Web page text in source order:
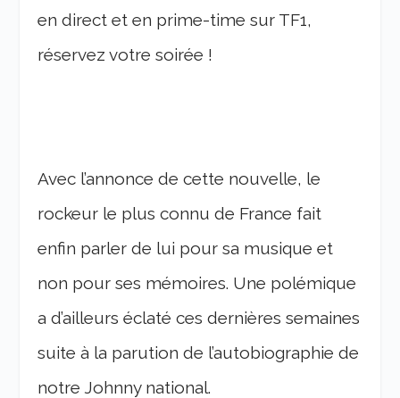
en direct et en prime-time sur TF1,
réservez votre soirée !
Avec l’annonce de cette nouvelle, le
rockeur le plus connu de France fait
enfin parler de lui pour sa musique et
non pour ses mémoires. Une polémique
a d’ailleurs éclaté ces dernières semaines
suite à la parution de l’autobiographie de
notre Johnny national.